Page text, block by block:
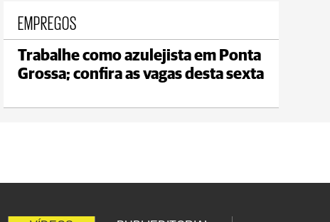
Carambeí
max 18°C min 17°C
EMPREGOS
Trabalhe como azulejista em Ponta
Grossa; confira as vagas desta sexta